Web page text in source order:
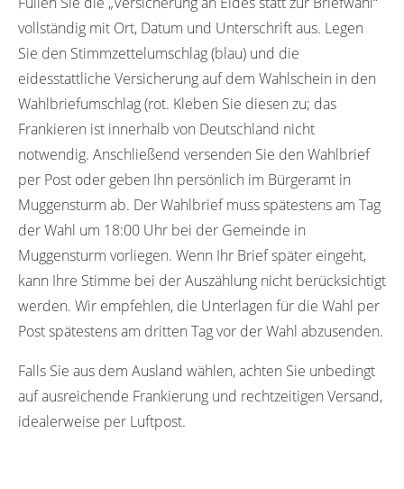
vollständig mit Ort, Datum und Unterschrift aus. Legen
Sie den Stimmzettelumschlag (blau) und die
eidesstattliche Versicherung auf dem Wahlschein in den
Wahlbriefumschlag (rot. Kleben Sie diesen zu; das
Frankieren ist innerhalb von Deutschland nicht
notwendig. Anschließend versenden Sie den Wahlbrief
per Post oder geben Ihn persönlich im Bürgeramt in
Muggensturm ab. Der Wahlbrief muss spätestens am Tag
der Wahl um 18:00 Uhr bei der Gemeinde in
Muggensturm vorliegen. Wenn Ihr Brief später eingeht,
kann Ihre Stimme bei der Auszählung nicht berücksichtigt
werden. Wir empfehlen, die Unterlagen für die Wahl per
Post spätestens am dritten Tag vor der Wahl abzusenden.
Falls Sie aus dem Ausland wählen, achten Sie unbedingt
auf ausreichende Frankierung und rechtzeitigen Versand,
idealerweise per Luftpost.